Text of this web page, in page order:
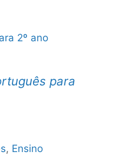
2º ano
para
, Ensino